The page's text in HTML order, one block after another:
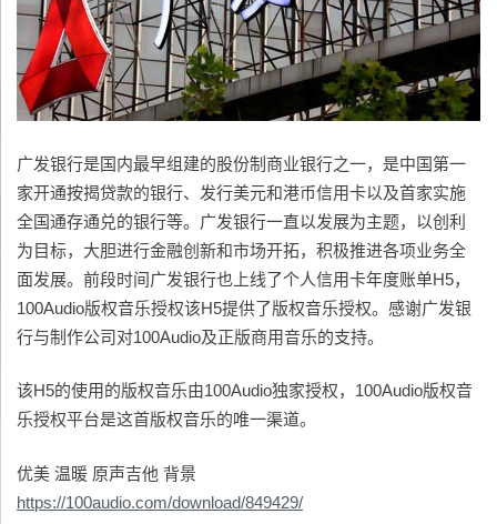
广发银行是国内最早组建的股份制商业银行之一，是中国第一
家开通按揭贷款的银行、发行美元和港币信用卡以及首家实施
全国通存通兑的银行等。广发银行一直以发展为主题，以创利
为目标，大胆进行金融创新和市场开拓，积极推进各项业务全
面发展。前段时间广发银行也上线了个人信用卡年度账单H5，
100Audio版权音乐授权该H5提供了版权音乐授权。感谢广发银
行与制作公司对100Audio及正版商用音乐的支持。
该H5的使用的版权音乐由100Audio独家授权，100Audio版权音
乐授权平台是这首版权音乐的唯一渠道。
优美 温暖 原声吉他 背景
https://100audio.com/download/849429/